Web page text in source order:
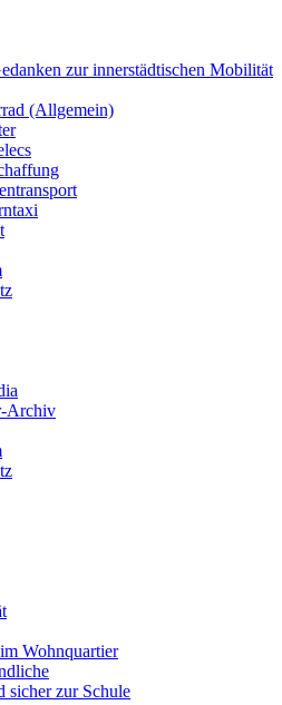
zur innerstädtischen Mobilität
(Allgemein)
Archiv
Wohnquartier
sicher zur Schule